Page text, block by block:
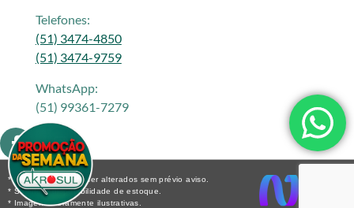
Telefones:
(51) 3474-4850
(51) 3474-9759
WhatsApp:
(51) 99361-7279
* Os preços podem ser alterados sem prévio aviso.
* Sujeito a disponibilidade de estoque.
* Imagens meramente ilustrativas.